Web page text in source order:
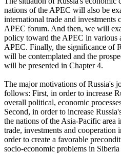
nations of the APEC will also be
international trade and investments
APEC forum. And then, we will
policy toward the APEC in various
APEC. Finally, the significance of
will be contemplated and the
will be presented in Chapter 4.
The major motivations of Russia's
follows: First, in order to increase
overall political, economic
Second, in order to increase
the nations of the Asia-Pacific area
trade, investments and
order to create a favorable
socio-economic problems in Siberia